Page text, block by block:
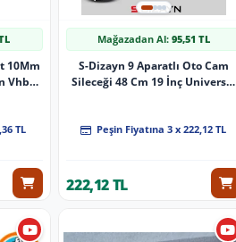
10Mm
Vhb
TL
Mağazadan Al: 95,51 TL
S-Dizayn 9 Aparatlı Oto Cam
Sileceği 48 Cm 19 İnç Universal
Peşin Fiyatına 3 x 222,12 TL
222,12 TL